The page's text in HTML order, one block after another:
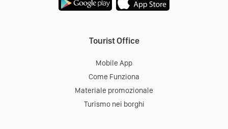
Tourist Office
Mobile App
Come Funziona
Materiale promozionale
Turismo nei borghi